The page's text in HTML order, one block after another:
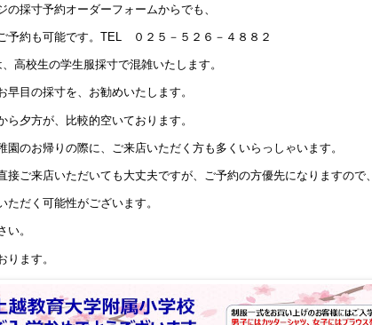
の採寸予約オーダーフォームからでも、
予約も可能です。TEL ０２５－５２６－４８８２
高校生の学生服採寸で混雑いたします。
早目の採寸を、お勧めいたします。
ら夕方が、比較的空いております。
園のお帰りの際に、ご来店いただく方も多くいらっしゃいます。
接ご来店いただいても大丈夫ですが、ご予約の方優先になりますので、
ただく可能性がございます。
い。
ります。